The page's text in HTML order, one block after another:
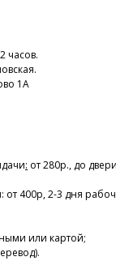
часов.
1А
: от 280р., до
400р, 2-3 дня
или картой;